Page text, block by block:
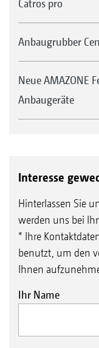
Catros pro
Anbaugrubber
Neue AMAZONE
Anbaugeräte
Interesse
Hinterlassen Sie
werden uns bei
* Ihre
benutzt, um den
Ihnen
Ihr Name